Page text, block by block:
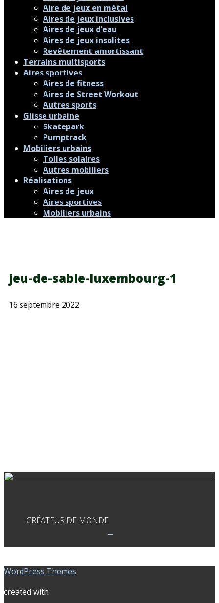
Aire de jeux en métal
Aires de jeux inclusives
Aires de jeux d’eau
Aires de jeux insolites
Revêtement amortissant
Terrains multisports
Aires sportives
Aires de fitness
Aires de Street Workout
Autres sports
Glisse urbaine
Skatepark
Pumptrack
Mobiliers urbains
Toiles solaires
Autres mobiliers
Réalisations
Aires de jeux
Aires sportives
Mobiliers urbains
jeu-de-sable-luxembourg-1
16 septembre 2022
CRÉATEUR DE MONDE
WordPress Themes
created with